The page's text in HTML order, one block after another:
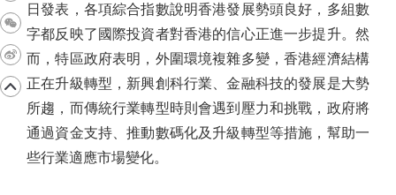
日發表，各項綜合指數說明香港發展勢頭良好，多組數
字都反映了國際投資者對香港的信心正進一步提升。然
而，特區政府表明，外圍環境複雜多變，香港經濟結構
正在升級轉型，新興創科行業、金融科技的發展是大勢
所趨，而傳統行業轉型時則會遇到壓力和挑戰，政府將
通過資金支持、推動數碼化及升級轉型等措施，幫助一
些行業適應市場變化。